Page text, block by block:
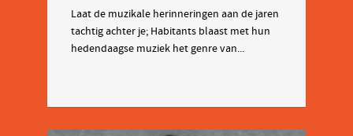
Laat de muzikale herinneringen aan de jaren
tachtig achter je; Habitants blaast met hun
hedendaagse muziek het genre van...